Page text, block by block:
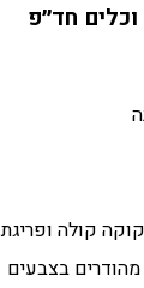
חד״פ
קולה ופריגת
בצבעים